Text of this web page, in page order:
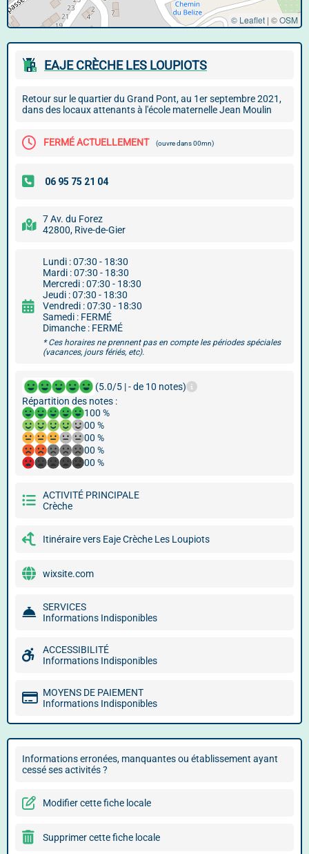
© Leaflet | ©OSM
EAJE CRÈCHE LES LOUPIOTS
Retour sur le quartier du Grand Pont, au 1er septembre 2021,
dans des locaux attenants à l'école maternelle Jean Moulin
FERMÉ ACTUELLEMENT (ouvre dans 00mn)
7 Av. du Forez
42800, Rive-de-Gier
Lundi : 07:30 - 18:30
Mardi : 07:30 - 18:30
Mercredi : 07:30 - 18:30
Jeudi : 07:30 - 18:30
Vendredi : 07:30 - 18:30
Samedi : FERMÉ
Dimanche : FERMÉ
* Ces horaires ne prennent pas en compte les périodes spéciales
(vacances, jours fériés, etc).
(5.0/5 | - de 10 notes)
Répartition des notes :
100 %
00 %
00 %
00 %
00 %
ACTIVITÉ PRINCIPALE
Crèche
Itinéraire vers Eaje Crèche Les Loupiots
wixsite.com
SERVICES
Informations Indisponibles
ACCESSIBILITÉ
Informations Indisponibles
MOYENS DE PAIEMENT
Informations Indisponibles
Informations erronées, manquantes ou établissement ayant
cessé ses activités ?
Modifier cette fiche locale
Supprimer cette fiche locale